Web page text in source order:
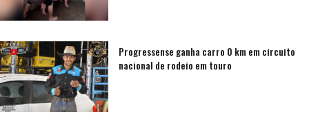
Progressense ganha carro 0 km em circuito
nacional de rodeio em touro